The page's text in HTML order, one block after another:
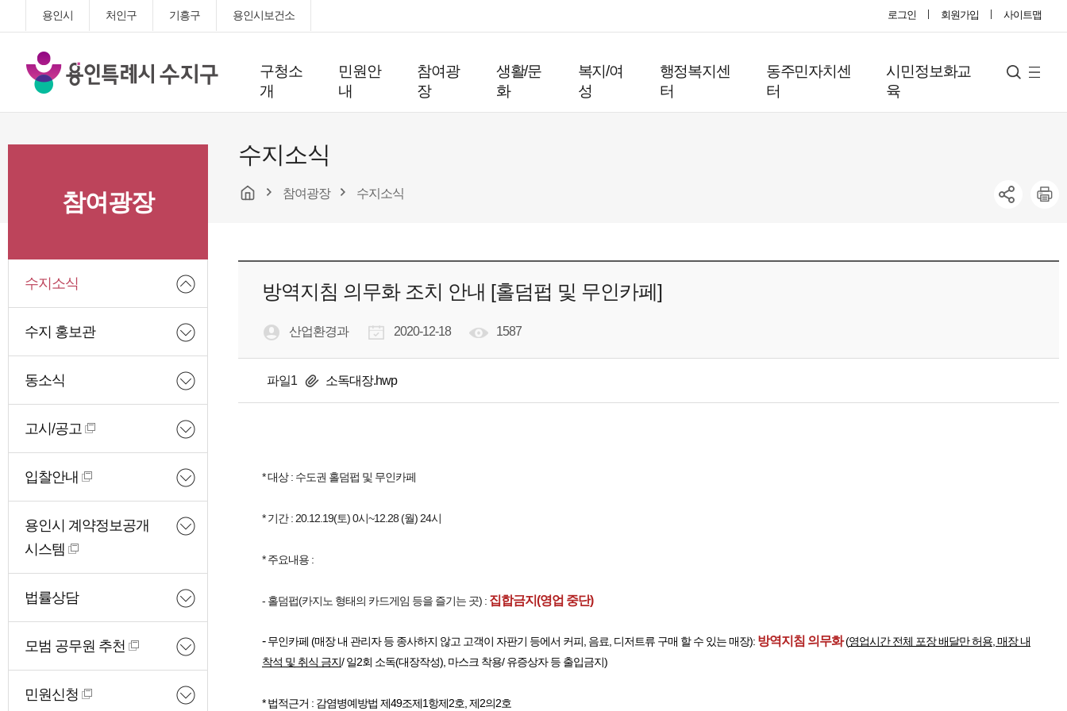
용인시 처인구 기흥구 용인시보건소 로그인 회원가입 사이트맵
용
인
특
시
구청소
개
민원안
내
참여광
장
생활/문
화
복지/여
성
행정복지센
터
동주민자치센
터
시민정보화교
육
검
사
트
참여광장
수지소식
수지 홍보관
동소식
고시/공고
입찰안내
용인시 계약정보공개
시스템
법률상담
모범 공무원 추천
민원신청
수지소식
참여광장 수지소식
방역지침 의무화 조치 안내 [홀덤펍 및 무인카페]
산업환경과 2020-12-18 1587
파일1 소독대장.hwp
* 대상 : 수도권 홀덤펍 및 무인카페
* 기간 : 20.12.19(토) 0시~12.28 (월) 24시
* 주요내용 :
- 홀덤펍(카지노 형태의 카드게임 등을 즐기는 곳) : 집합금지(영업 중단)
-무인카페 (매장 내 관리자 등 종사하지 않고 고객이 자판기 등에서 커피, 음료, 디저트류 구매 할 수 있는 매장): 방역지침 의무화(영업시간 전체 포장 배달만 허용, 매장 내
착석 및 취식 금지/ 일2회 소독(대장작성), 마스크 착용/ 유증상자 등 출입금지)
* 법적근거 : 감염병예방법 제49조제1항제2호, 제2의2호